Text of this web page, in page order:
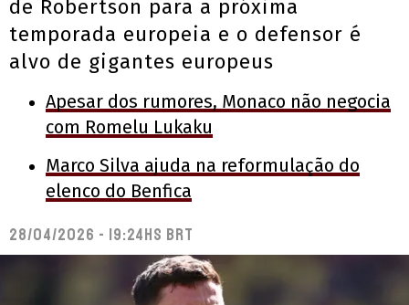
de Robertson para a próxima
temporada europeia e o defensor é
alvo de gigantes europeus
Apesar dos rumores, Monaco não negocia
com Romelu Lukaku
Marco Silva ajuda na reformulação do
elenco do Benfica
28/04/2026 - 19:24hs BRT